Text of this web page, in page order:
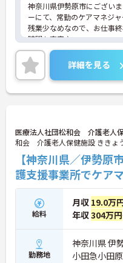
神奈川県伊勢原市にござい
ーにて、常勤のケアマネジャ
残業少なめなので、お仕事
時間も充実♪
経験者優遇ですが、ケアマ
可◎新たな環境で挑戦して
ご興味ある方には、面接対
詳細をお話しいたしますの
い！
詳細を見る
医療法人社団松和会 介護老人
和会 介護老人保健施設 ききょ
【神奈川県／伊勢原
護支援事業所でケア
給料
月収 19.0万
年収304万円
勤務地
神奈川県 伊
小田急小田